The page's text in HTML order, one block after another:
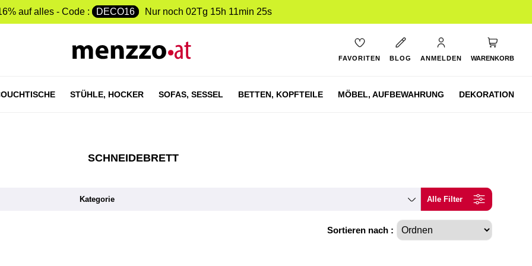
auf alles - Code : DECO16 Nur noch 02Tg 15h 11min 24s
FAVORITEN BLOG ANMELDEN WARENKORB
STÜHLE, HOCKER SOFAS, SESSEL BETTEN, KOPFTEILE MÖBEL, AUFBEWAHRUNG DEKORATION
SCHNEIDEBRETT
Kategorie Alle Filter
Sortieren nach :